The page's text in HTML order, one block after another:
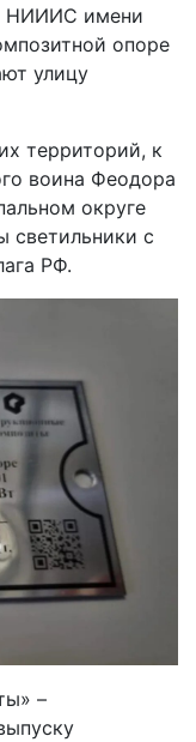
НИИИС имени
опоре
улицу
территорий, к
воина Феодора
округе
светильники с
РФ.
–